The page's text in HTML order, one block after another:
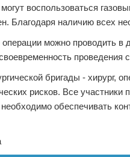
воспользоваться
Благодаря наличию всех
операции можно проводить
бригады - хирург,
рисков. Все
необходимо обеспечивать